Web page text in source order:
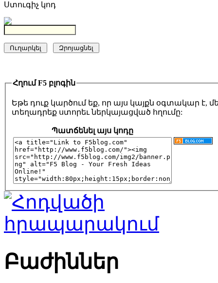
Ստուգիչ կոդ
Հղում F5 բլոգին
Եթե դուք կարծում եք, որ այս կայքն օգտակար է,
տեղադրեք ստորեւ ներկայացված հղումը:
Պատճենել այս կոդը
Բաժիններ